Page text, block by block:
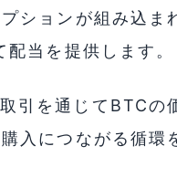
ションが組み込ま
当を提供します。
引を通じてBTCの
入につながる循環